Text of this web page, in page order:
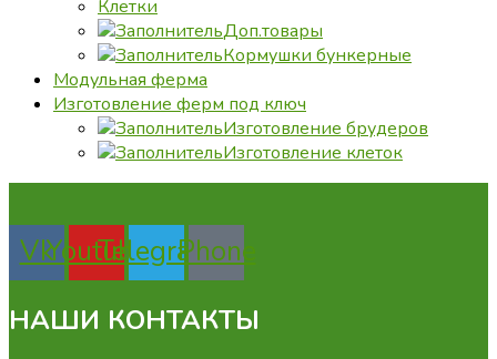
Клетки
Доп.товары
Кормушки бункерные
Модульная ферма
Изготовление ферм под ключ
Изготовление брудеров
Изготовление клеток
VkYoutubeTelegramPhone
НАШИ КОНТАКТЫ